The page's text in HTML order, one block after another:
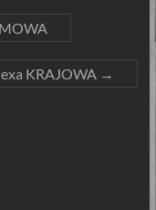
KRAJOWA →